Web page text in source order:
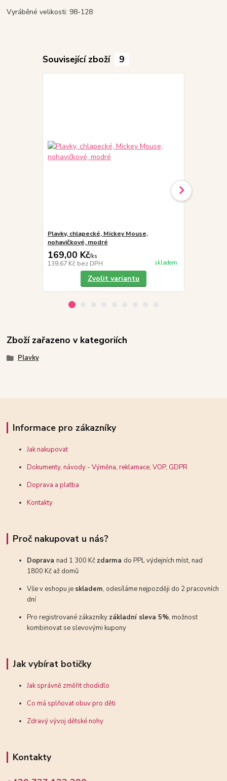
Vyráběné velikosti: 98-128
Související zboží 9
Plavky, chlapecké, Mickey Mouse,
nohavičkové, modré
169,00 Kč/ks
139,67 Kč bez DPH skladem
Zvolit variantu
Zboží zařazeno v kategoriích
Plavky
Informace pro zákazníky
Jak nakupovat
Dokumenty, návody - Výměna, reklamace, VOP, GDPR
Doprava a platba
Kontakty
Proč nakupovat u nás?
Dopravanad 1 300 Kč zdarma do PPL výdejních míst, nad
1800 Kč až domů
Vše v eshopu je skladem, odesíláme nejpozději do 2 pracovních
dní
Pro registrované zákazníky základní sleva 5%, možnost
kombinovat se slevovými kupony
Jak vybírat botičky
Jak správně změřit chodidlo
Co má splňovat obuv pro děti
Zdravý vývoj dětské nohy
Kontakty